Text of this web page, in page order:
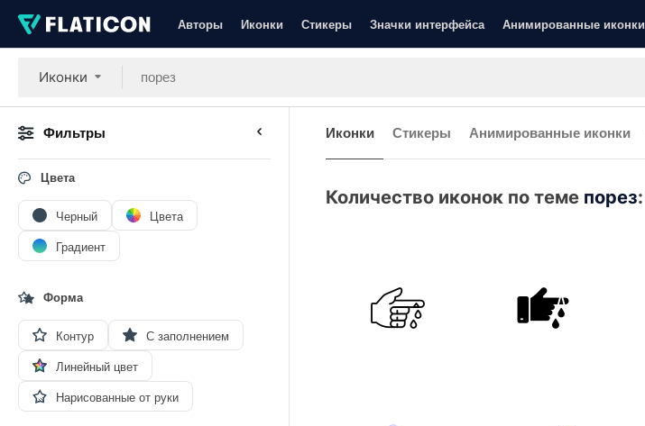
Авторы Иконки Стикеры Значки интерфейса Анимированные иконки
Иконки
Фильтры
Цвета
Черный
Цвета
Градиент
Форма
Контур
С заполнением
Линейный цвет
Нарисованные от руки
Иконки Стикеры Анимированные иконки
Количество иконок по теме порез: